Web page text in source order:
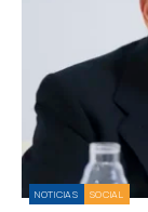
NOTICIAS SOCIAL